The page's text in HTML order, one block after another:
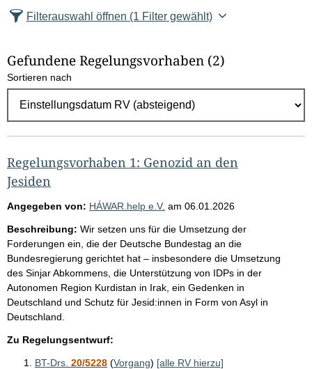
z
l
E
g
e
b
n
i
s
e
p
r
o
S
Filterauswahl öffnen (1 Filter gewählt)
Gefundene Regelungsvorhaben (2)
Sortieren nach
Regelungsvorhaben 1: Genozid an den
Jesiden
Angegeben von: HÁWAR.help e.V. am 06.01.2026
Beschreibung: Wir setzen uns für die Umsetzung der
Forderungen ein, die der Deutsche Bundestag an die
Bundesregierung gerichtet hat – insbesondere die Umsetzung
des Sinjar Abkommens, die Unterstützung von IDPs in der
Autonomen Region Kurdistan in Irak, ein Gedenken in
Deutschland und Schutz für Jesid:innen in Form von Asyl in
Deutschland.
Zu Regelungsentwurf:
BT-Drs. 20/5228 (Vorgang) [alle RV hierzu]